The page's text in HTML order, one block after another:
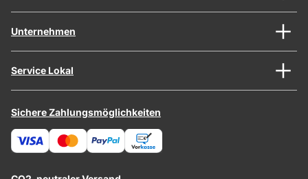
Unternehmen
Service Lokal
Sichere Zahlungsmöglichkeiten